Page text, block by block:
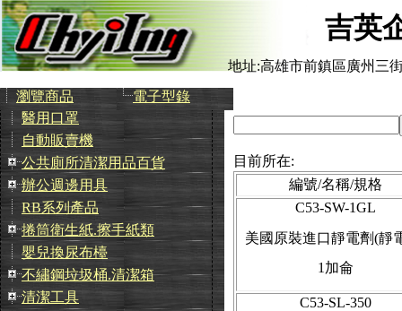
吉英
地址:高雄市前鎮區廣州三
瀏覽商品
電子型錄
醫用口罩
自動販賣機
公共廁所清潔用品百貨
辦公週邊用具
RB系列產品
捲筒衛生紙.擦手紙類
嬰兒換尿布檯
不繡鋼垃圾桶.清潔箱
清潔工具
目前所在:
編號/名稱/規格
C53-SW-1GL
美國原裝進口靜電劑(靜
1加侖
C53-SL-350